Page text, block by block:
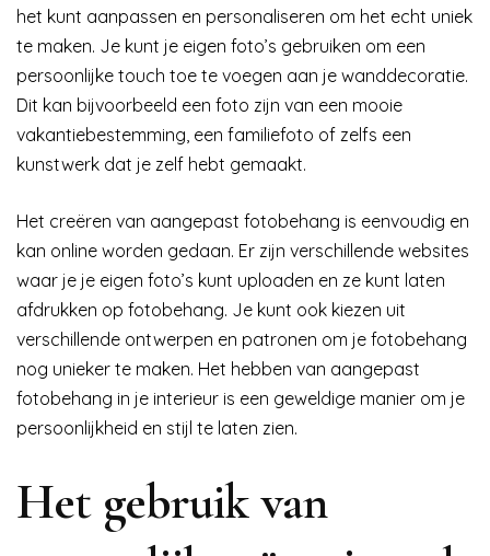
het kunt aanpassen en personaliseren om het echt uniek
te maken. Je kunt je eigen foto’s gebruiken om een
persoonlijke touch toe te voegen aan je wanddecoratie.
Dit kan bijvoorbeeld een foto zijn van een mooie
vakantiebestemming, een familiefoto of zelfs een
kunstwerk dat je zelf hebt gemaakt.
Het creëren van aangepast fotobehang is eenvoudig en
kan online worden gedaan. Er zijn verschillende websites
waar je je eigen foto’s kunt uploaden en ze kunt laten
afdrukken op fotobehang. Je kunt ook kiezen uit
verschillende ontwerpen en patronen om je fotobehang
nog unieker te maken. Het hebben van aangepast
fotobehang in je interieur is een geweldige manier om je
persoonlijkheid en stijl te laten zien.
Het gebruik van